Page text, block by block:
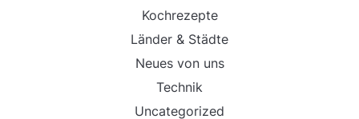
Kochrezepte
Länder & Städte
Neues von uns
Technik
Uncategorized